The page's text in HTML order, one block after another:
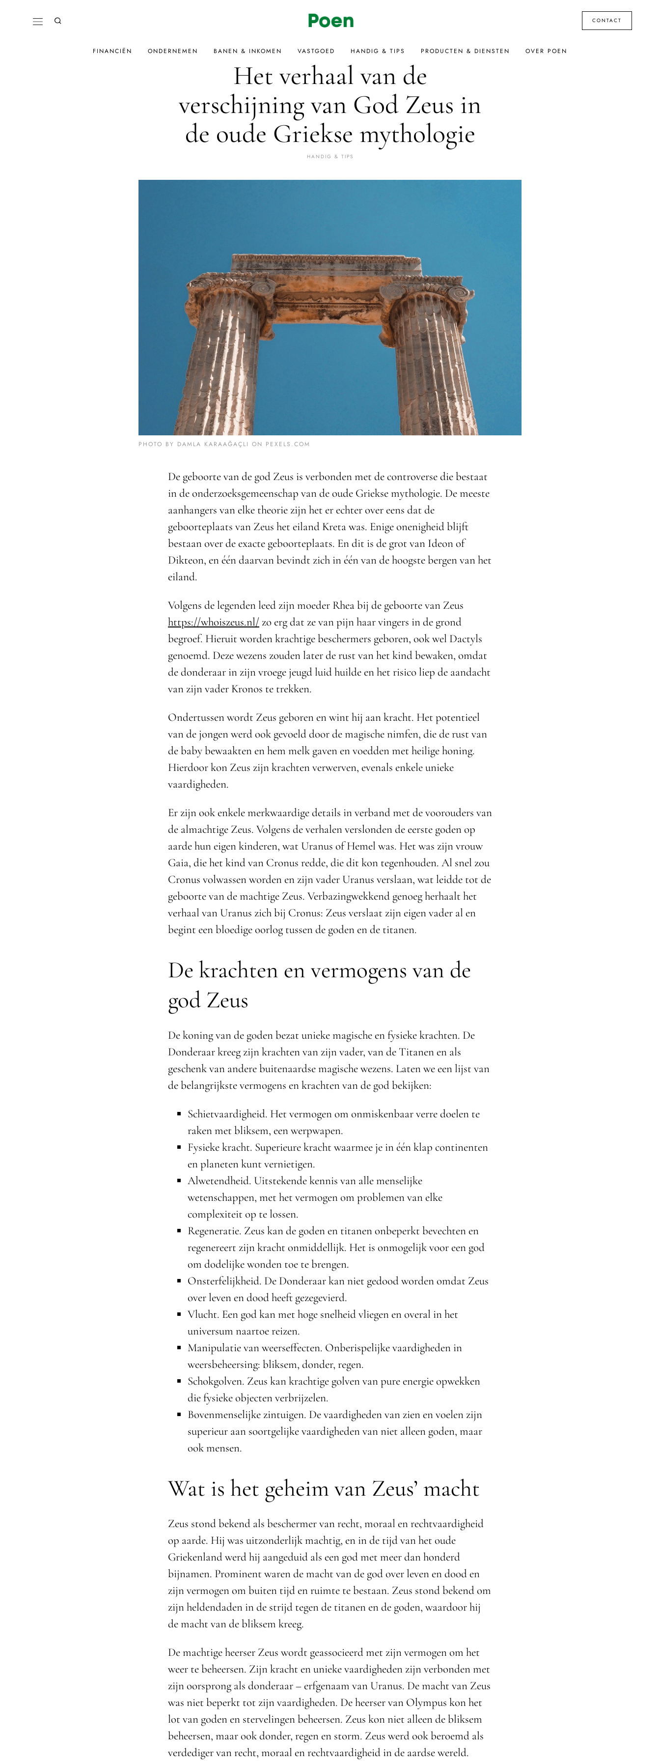
CONTACT
FINANCIËN ONDERNEMEN BANEN & INKOMEN VASTGOED HANDIG & TIPS PRODUCTEN & DIENSTEN OVER POEN
Het verhaal van de
verschijning van God Zeus in
de oude Griekse mythologie
HANDIG & TIPS
PHOTO BY DAMLA KARAAĞAÇLI ON PEXELS.COM
De geboorte van de god Zeus is verbonden met de controverse die bestaat
in de onderzoeksgemeenschap van de oude Griekse mythologie. De meeste
aanhangers van elke theorie zijn het er echter over eens dat de
geboorteplaats van Zeus het eiland Kreta was. Enige onenigheid blijft
bestaan over de exacte geboorteplaats. En dit is de grot van Ideon of
Dikteon, en één daarvan bevindt zich in één van de hoogste bergen van het
eiland.
Volgens de legenden leed zijn moeder Rhea bij de geboorte van Zeus
https://whoiszeus.nl/ zo erg dat ze van pijn haar vingers in de grond
begroef. Hieruit worden krachtige beschermers geboren, ook wel Dactyls
genoemd. Deze wezens zouden later de rust van het kind bewaken, omdat
de donderaar in zijn vroege jeugd luid huilde en het risico liep de aandacht
van zijn vader Kronos te trekken.
Ondertussen wordt Zeus geboren en wint hij aan kracht. Het potentieel
van de jongen werd ook gevoeld door de magische nimfen, die de rust van
de baby bewaakten en hem melk gaven en voedden met heilige honing.
Hierdoor kon Zeus zijn krachten verwerven, evenals enkele unieke
vaardigheden.
Er zijn ook enkele merkwaardige details in verband met de voorouders van
de almachtige Zeus. Volgens de verhalen verslonden de eerste goden op
aarde hun eigen kinderen, wat Uranus of Hemel was. Het was zijn vrouw
Gaia, die het kind van Cronus redde, die dit kon tegenhouden. Al snel zou
Cronus volwassen worden en zijn vader Uranus verslaan, wat leidde tot de
geboorte van de machtige Zeus. Verbazingwekkend genoeg herhaalt het
verhaal van Uranus zich bij Cronus: Zeus verslaat zijn eigen vader al en
begint een bloedige oorlog tussen de goden en de titanen.
De krachten en vermogens van de
god Zeus
De koning van de goden bezat unieke magische en fysieke krachten. De
Donderaar kreeg zijn krachten van zijn vader, van de Titanen en als
geschenk van andere buitenaardse magische wezens. Laten we een lijst van
de belangrijkste vermogens en krachten van de god bekijken:
Schietvaardigheid. Het vermogen om onmiskenbaar verre doelen te
raken met bliksem, een werpwapen.
Fysieke kracht. Superieure kracht waarmee je in één klap continenten
en planeten kunt vernietigen.
Alwetendheid. Uitstekende kennis van alle menselijke
wetenschappen, met het vermogen om problemen van elke
complexiteit op te lossen.
Regeneratie. Zeus kan de goden en titanen onbeperkt bevechten en
regenereert zijn kracht onmiddellijk. Het is onmogelijk voor een god
om dodelijke wonden toe te brengen.
Onsterfelijkheid. De Donderaar kan niet gedood worden omdat Zeus
over leven en dood heeft gezegevierd.
Vlucht. Een god kan met hoge snelheid vliegen en overal in het
universum naartoe reizen.
Manipulatie van weerseffecten. Onberispelijke vaardigheden in
weersbeheersing: bliksem, donder, regen.
Schokgolven. Zeus kan krachtige golven van pure energie opwekken
die fysieke objecten verbrijzelen.
Bovenmenselijke zintuigen. De vaardigheden van zien en voelen zijn
superieur aan soortgelijke vaardigheden van niet alleen goden, maar
ook mensen.
Wat is het geheim van Zeus’ macht
Zeus stond bekend als beschermer van recht, moraal en rechtvaardigheid
op aarde. Hij was uitzonderlijk machtig, en in de tijd van het oude
Griekenland werd hij aangeduid als een god met meer dan honderd
bijnamen. Prominent waren de macht van de god over leven en dood en
zijn vermogen om buiten tijd en ruimte te bestaan. Zeus stond bekend om
zijn heldendaden in de strijd tegen de titanen en de goden, waardoor hij
de macht van de bliksem kreeg.
De machtige heerser Zeus wordt geassocieerd met zijn vermogen om het
weer te beheersen. Zijn kracht en unieke vaardigheden zijn verbonden met
zijn oorsprong als donderaar – erfgenaam van Uranus. De macht van Zeus
was niet beperkt tot zijn vaardigheden. De heerser van Olympus kon het
lot van goden en stervelingen beheersen. Zeus kon niet alleen de bliksem
beheersen, maar ook donder, regen en storm. Zeus werd ook beroemd als
verdediger van recht, moraal en rechtvaardigheid in de aardse wereld.